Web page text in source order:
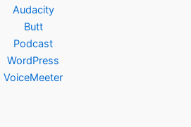
Audacity
Butt
Podcast
WordPress
VoiceMeeter